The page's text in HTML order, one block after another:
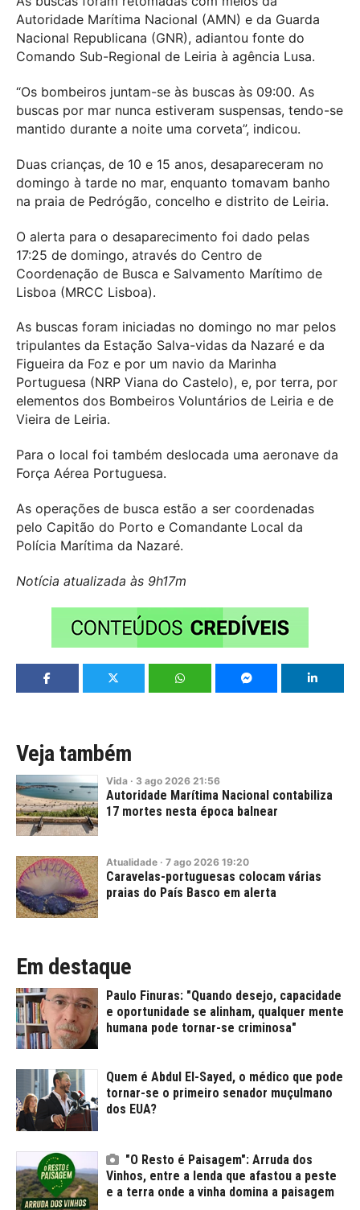
Autoridade Marítima Nacional (AMN) e da Guarda
Nacional Republicana (GNR), adiantou fonte do
Comando Sub-Regional de Leiria à agência Lusa.
“Os bombeiros juntam-se às buscas às 09:00. As
buscas por mar nunca estiveram suspensas, tendo-se
mantido durante a noite uma corveta”, indicou.
Duas crianças, de 10 e 15 anos, desapareceram no
domingo à tarde no mar, enquanto tomavam banho
na praia de Pedrógão, concelho e distrito de Leiria.
O alerta para o desaparecimento foi dado pelas
17:25 de domingo, através do Centro de
Coordenação de Busca e Salvamento Marítimo de
Lisboa (MRCC Lisboa).
As buscas foram iniciadas no domingo no mar pelos
tripulantes da Estação Salva-vidas da Nazaré e da
Figueira da Foz e por um navio da Marinha
Portuguesa (NRP Viana do Castelo), e, por terra, por
elementos dos Bombeiros Voluntários de Leiria e de
Vieira de Leiria.
Para o local foi também deslocada uma aeronave da
Força Aérea Portuguesa.
As operações de busca estão a ser coordenadas
pelo Capitão do Porto e Comandante Local da
Polícia Marítima da Nazaré.
Notícia atualizada às 9h17m
Veja também
Vida · 3 ago 2026 21:56
Autoridade Marítima Nacional contabiliza
17 mortes nesta época balnear
Atualidade · 7 ago 2026 19:20
Caravelas-portuguesas colocam várias
praias do País Basco em alerta
Em destaque
Paulo Finuras: "Quando desejo, capacidade
e oportunidade se alinham, qualquer mente
humana pode tornar-se criminosa"
Quem é Abdul El-Sayed, o médico que pode
tornar-se o primeiro senador muçulmano
dos EUA?
"O Resto é Paisagem": Arruda dos
Vinhos, entre a lenda que afastou a peste
e a terra onde a vinha domina a paisagem